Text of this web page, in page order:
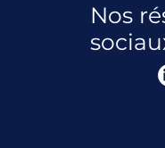
Nos